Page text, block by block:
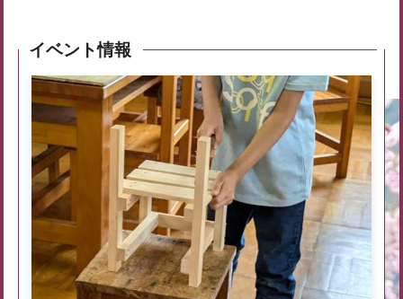
イベント情報